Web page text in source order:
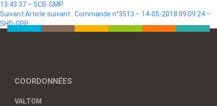
13:43:37 – SCB-GMP
Suivant Article suivant : Commande n°3513 – 14-05-2018 09:09:24 –
SHD-GPP
COORDONNÉES
VALTOM